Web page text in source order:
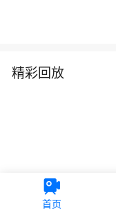
精彩回放
首页